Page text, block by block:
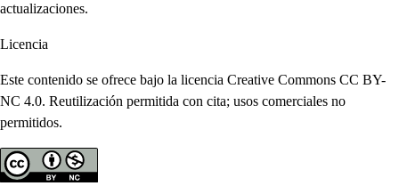
actualizaciones.
Licencia
Este contenido se ofrece bajo la licencia Creative Commons CC BY-
NC 4.0. Reutilización permitida con cita; usos comerciales no
permitidos.